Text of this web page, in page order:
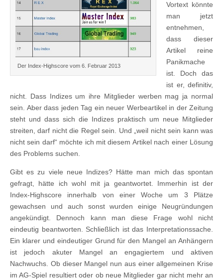
Der Index-Highscore vom 6. Februar 2013
Vortext könnte
man jetzt
entnehmen,
dass dieser
Artikel reine
Panikmache
ist. Doch das
ist er, definitiv,
nicht. Dass Indizes um ihre Mitglieder werben mag ja normal
sein. Aber dass jeden Tag ein neuer Werbeartikel in der Zeitung
steht und dass sich die Indizes praktisch um neue Mitglieder
streiten, darf nicht die Regel sein. Und „weil nicht sein kann was
nicht sein darf“ möchte ich mit diesem Artikel nach einer Lösung
des Problems suchen.
Gibt es zu viele neue Indizes? Hätte man mich das spontan
gefragt, hätte ich wohl mit ja geantwortet. Immerhin ist der
Index-Highscore innerhalb von einer Woche um 3 Plätze
gewachsen und auch sonst wurden einige Neugründungen
angekündigt. Dennoch kann man diese Frage wohl nicht
eindeutig beantworten. Schließlich ist das Interpretationssache.
Ein klarer und eindeutiger Grund für den Mangel an Anhängern
ist jedoch akuter Mangel an engagiertem und aktiven
Nachwuchs. Ob dieser Mangel nun aus einer allgemeinen Krise
im AG-Spiel resultiert oder ob neue Mitglieder gar nicht mehr an